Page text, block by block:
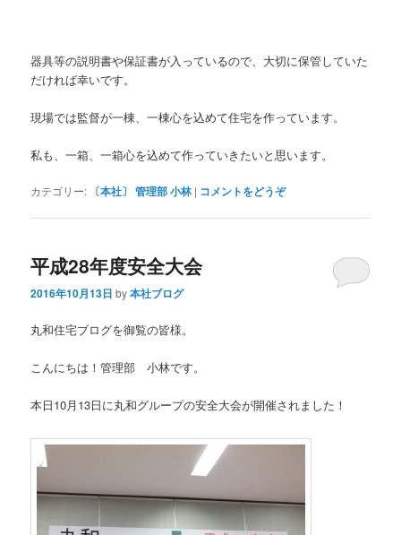
器具等の説明書や保証書が入っているので、大切に保管していた
だければ幸いです。
現場では監督が一棟、一棟心を込めて住宅を作っています。
私も、一箱、一箱心を込めて作っていきたいと思います。
カテゴリー: 〔本社〕 管理部 小林 | コメントをどうぞ
平成28年度安全大会
2016年10月13日 by本社ブログ
丸和住宅ブログを御覧の皆様。
こんにちは！管理部 小林です。
本日10月13日に丸和グループの安全大会が開催されました！